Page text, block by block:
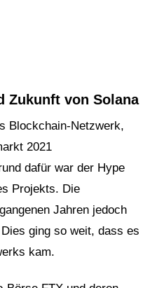
Zukunft von Solana
Blockchain-Netzwerk,
2021
dafür war der Hype
Projekts. Die
Jahren jedoch
ging so weit, dass es
kam.